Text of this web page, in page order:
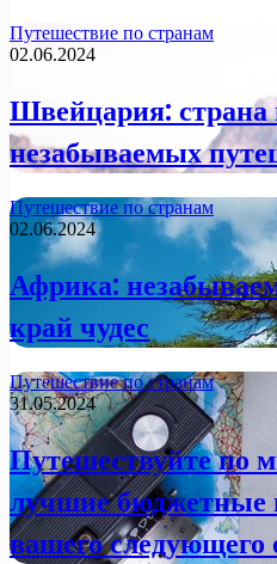
Путешествие по странам
02.06.2024
Швейцария:
незабываемых
Путешествие по странам
02.06.2024
Африка:
край чудес
Путешествие по странам
31.05.2024
Путешествуйте по
лучшие бюджетные
вашего следующего